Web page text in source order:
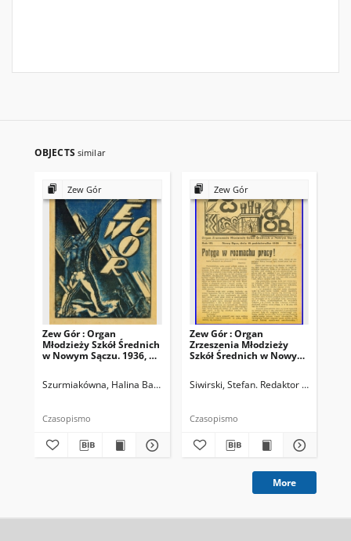
OBJECTS similar
Zew Gór
Zew Gór : Organ
Młodzieży Szkół Średnich
w Nowym Sączu. 1936, R.
Szurmiakówna, Halina Barbara (1920-1945). Redaktor naczelny
Czasopismo
Zew Gór
Zew Gór : Organ
Zrzeszenia Młodzieży
Szkół Średnich w Nowym
Siwirski, Stefan. Redaktor naczelny
Czasopismo
More